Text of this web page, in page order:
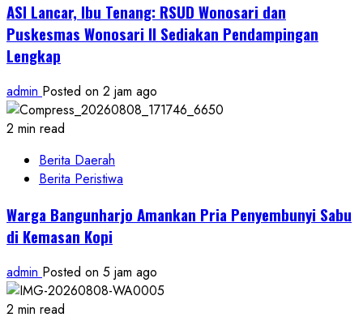
ASI Lancar, Ibu Tenang: RSUD Wonosari dan
Puskesmas Wonosari II Sediakan Pendampingan
Lengkap
admin Posted on 2 jam ago
2 min read
Berita Daerah
Berita Peristiwa
Warga Bangunharjo Amankan Pria Penyembunyi Sabu
di Kemasan Kopi
admin Posted on 5 jam ago
2 min read